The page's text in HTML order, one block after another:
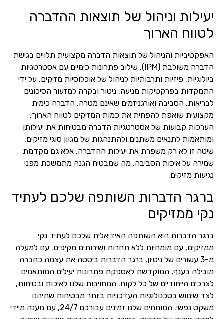
יעילות וניהול של תוצאות ההדברה
לטווח הארוך
האפקטיביות והניהול של תוצאות הדברה מקצועית תלויים בגישת
הדברה משולבת (IPM), שילוב פתרונות כימיים עם אסטרטגיות
ביולוגיות, פיזיות ותרבותיות לניהול של אוכלוסיות מזיקים. על ידי
התמקדות בפרקטיקות מניעה, ניטור ובקרה למזעור הסיכונים
לבריאות, הסביבה ואורגניזמים שאינם מטרה, הדברה כימית
מקצועית שואפת להפחית את כמות המזיקים לטווח הארוך.
הערכות קבועות של אסטרטגיות הדברה מבטיחות את יעילותן
ומותאמות לתנאים משתנים ולהתנהגות של מגוון סוגי מזיקים.
שיטה זו לא רק משפרת את יעילות ההדברה, אלא גם מקדמת
שמירה על איכות הסביבה, מה שמבטיח הגנה מתמשכת מפני
נגיעות מזיקים.
ברגר הדברות השותפה שלכם לעתיד
נקי ממזיקים
ברגר הדברות היא השותפה האידיאלית שלכם לעתיד נקי
ממזיקים, עם מומחיות ללא תחרות ושירותים מקיפים. עם למעלה
מ-3 עשורים של ניסיון, ברגר הדברות ביססה את עצמה כחברה
מובילה בענף, המוקדשת לאספקת פתרונות יעילים המותאמים
לצרכים הייחודיים של כל לקוח. המחויבות שלנו לאיכות ובטיחות,
לצד שימוש בטכנולוגיות העדכניות ביותר מבטיחות שתיהנו
משקט נפשי. המומחים שלנו זמינים עבורכם 24/7, עם מענה מיידי